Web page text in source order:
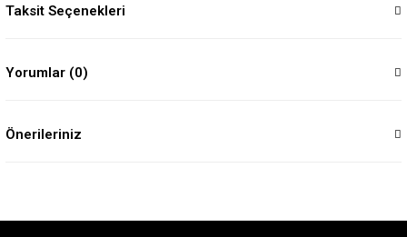
Taksit Seçenekleri
Yorumlar (0)
Önerileriniz